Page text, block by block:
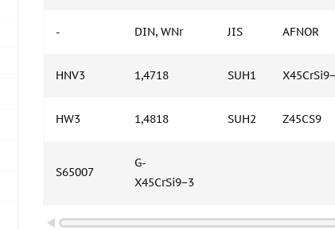
- DIN, WNr JIS AFNOR
HNV3 1,4718 SUH1
HW3 1,4818 SUH2 Z45CS9
S65007
G-
X45CrSi9−3